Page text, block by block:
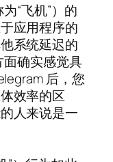
“飞机”）的
应用程序的
系统延迟的
面确实感觉具
后，您
效率的区
人来说是一